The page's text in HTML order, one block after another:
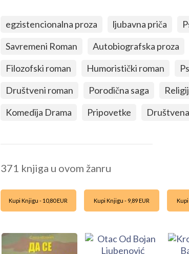
egzistencionalna proza ljubavna priča
Savremeni Roman
Autobiografska proza
Filozofski roman
Humoristički roman
Društveni roman
Porodična saga
Komedija Drama
Pripovetke
371 knjiga u ovom žanru
Kupi Knjigu - 10,80 EUR Kupi Knjigu - 9,89 EUR Kupi